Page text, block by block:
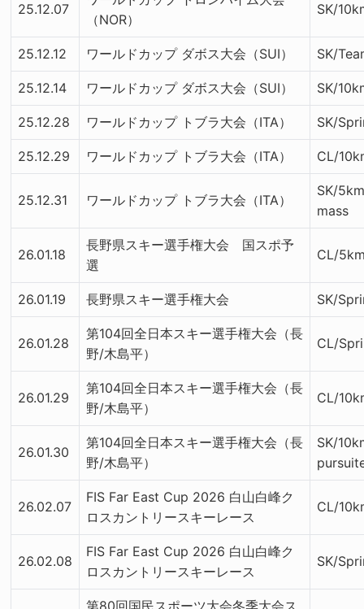
25.12.07
（NOR）
SK/
25.12.12 ワールドカップ ダボス大会（SUI） SK/
25.12.14 ワールドカップ ダボス大会（SUI） SK/
25.12.28 ワールドカップ トブラ大会（ITA） SK/
25.12.29 ワールドカップ トブラ大会（ITA） CL/
25.12.31 ワールドカップ トブラ大会（ITA）
SK/
mass
26.01.18
長野県スキー選手権大会 国スポ予
選
CL/
26.01.19 長野県スキー選手権大会 SK/
26.01.28
第104回全日本スキー選手権大会（長
野/木島平）
CL/
26.01.29
第104回全日本スキー選手権大会（長
野/木島平）
CL/
26.01.30
第104回全日本スキー選手権大会（長
野/木島平）
SK/
26.02.07
FIS Far East Cup 2026 白山白峰ク
ロスカントリースキーレース
CL/
26.02.08
FIS Far East Cup 2026 白山白峰ク
ロスカントリースキーレース
SK/
第80回国民スポーツ大会冬季大会ス